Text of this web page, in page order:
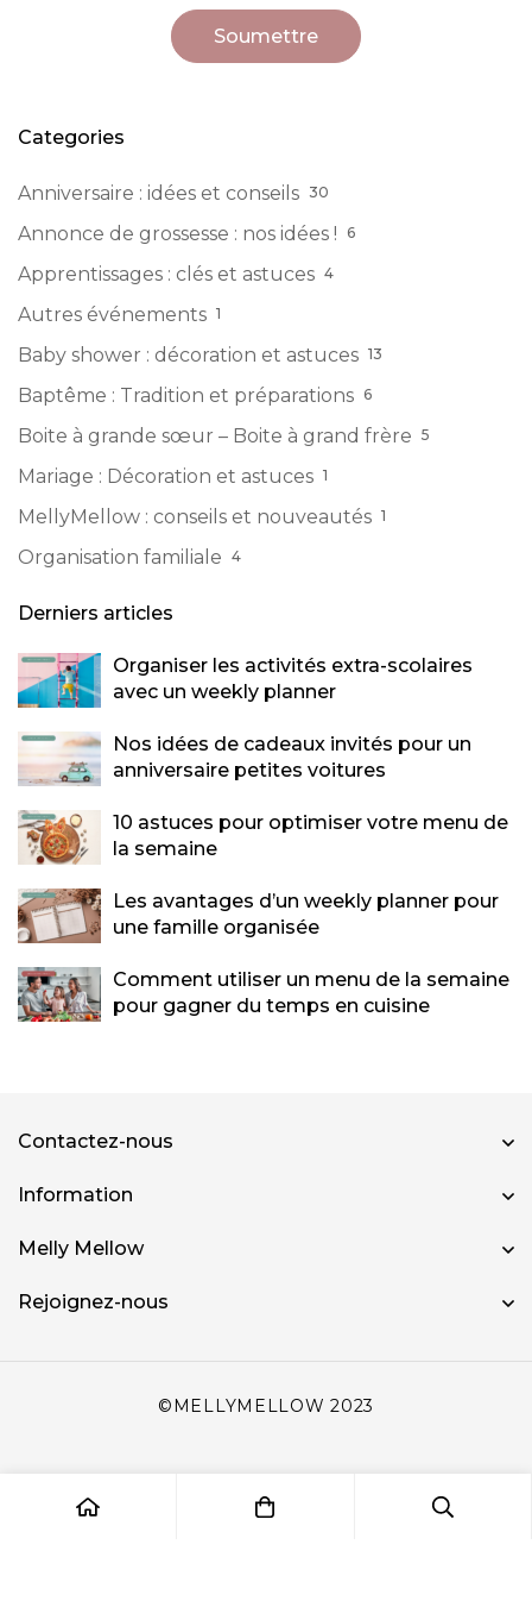
Categories
Anniversaire : idées et conseils 30
Annonce de grossesse : nos idées ! 6
Apprentissages : clés et astuces 4
Autres événements 1
Baby shower : décoration et astuces 13
Baptême : Tradition et préparations 6
Boite à grande sœur – Boite à grand frère 5
Mariage : Décoration et astuces 1
MellyMellow : conseils et nouveautés 1
Organisation familiale 4
Derniers articles
Organiser les activités extra-scolaires
avec un weekly planner
Nos idées de cadeaux invités pour un
anniversaire petites voitures
10 astuces pour optimiser votre menu de
la semaine
Les avantages d’un weekly planner pour
une famille organisée
Comment utiliser un menu de la semaine
pour gagner du temps en cuisine
Contactez-nous
Information
Melly Mellow
Rejoignez-nous
©MELLYMELLOW 2023